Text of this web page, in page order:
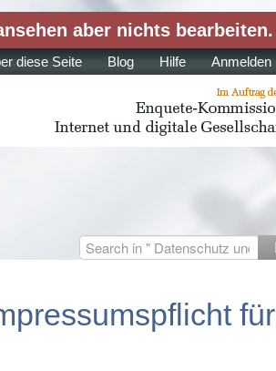
aber nichts bearbeiten.
diese Seite Blog Hilfe Anmelden
für